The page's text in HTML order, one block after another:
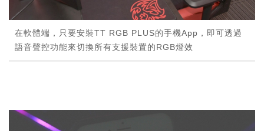
在軟體端，只要安裝TT RGB PLUS的手機App，即可透過
語音聲控功能來切換所有支援裝置的RGB燈效